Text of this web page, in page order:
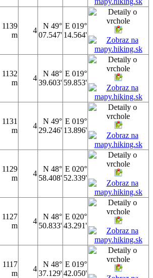
1139
m
4
N 49°
07.547'
E 019°
14.564'
1132
m
4
N 48°
39.603'
E 019°
59.853'
1131
m
4
N 49°
29.246'
E 019°
13.896'
1129
m
4
N 48°
58.408'
E 020°
52.339'
1127
m
4
N 48°
50.833'
E 020°
43.291'
1117
m
4
N 48°
37.129'
E 019°
42.050'